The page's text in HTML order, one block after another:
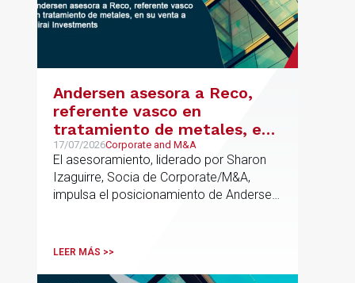
Andersen asesora a Reco,
referente vasco en
tratamiento de metales, en
su venta a Mirai Investments
17/07/2026Corporate and M&A
El asesoramiento, liderado por Sharon
Izaguirre, Socia de Corporate/M&A,
impulsa el posicionamiento de Andersen
procesos estratégicos de M&A
LEER MÁS >>